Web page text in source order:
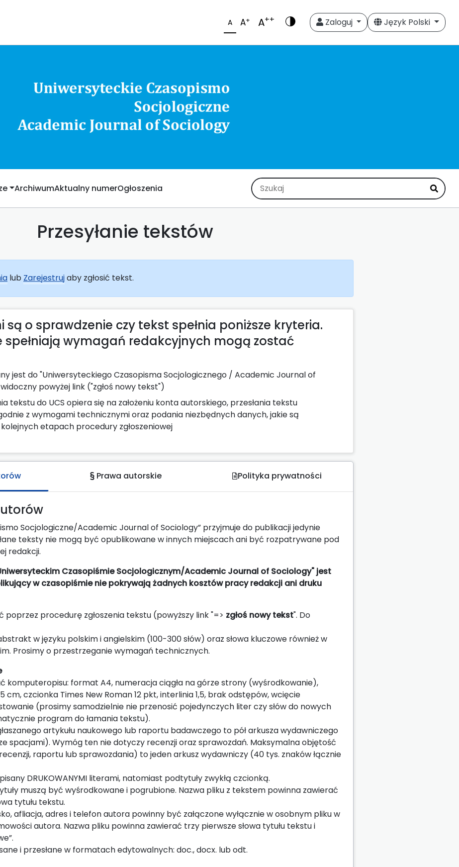
A A+ A++ Zaloguj Język Polski
ArchiwumAktualny numerOgłoszenia
Przesyłanie tekstów
lub Zarejestrujaby zgłosić tekst.
są o sprawdzenie czy tekst spełnia poniższe kryteria.
spełniają wymagań redakcyjnych mogą zostać
jest do "Uniwersyteckiego Czasopisma Socjologicznego / Academic Journal of
powyżej link ("zgłoś nowy tekst")
tekstu do UCS opiera się na założeniu konta autorskiego, przesłania tekstu
z wymogami technicznymi oraz podania niezbędnych danych, jakie są
etapach procedury zgłoszeniowej
Prawa autorskie Polityka prywatności
Socjologiczne/Academic Journal of Sociology” przyjmuje do publikacji jedynie
teksty nie mogą być opublikowane w innych miejscach ani być rozpatrywane pod
redakcji.
Czasopiśmie Socjologicznym/Academic Journal of Sociology" jest
w czasopiśmie nie pokrywają żadnych kosztów pracy redakcji ani druku
poprzez procedurę zgłoszenia tekstu (powyższy link "=> zgłoś nowy tekst". Do
w języku polskim i angielskim (100-300 słów) oraz słowa kluczowe również w
Prosimy o przestrzeganie wymagań technicznych.
komputeropisu: format A4, numeracja ciągła na górze strony (wyśrodkowanie),
cm, czcionka Times New Roman 12 pkt, interlinia 1,5, brak odstępów, wcięcie
(prosimy samodzielnie nie przenosić pojedynczych liter czy słów do nowych
program do łamania tekstu).
artykułu naukowego lub raportu badawczego to pół arkusza wydawniczego
spacjami). Wymóg ten nie dotyczy recenzji oraz sprawozdań. Maksymalna objętość
raportu lub sprawozdania) to jeden arkusz wydawniczy (40 tys. znaków łącznie
DRUKOWANYMI literami, natomiast podtytuły zwykłą czcionką.
muszą być wyśrodkowane i pogrubione. Nazwa pliku z tekstem powinna zawierać
tytułu tekstu.
afliacja, adres i telefon autora powinny być załączone wyłącznie w osobnym pliku w
autora. Nazwa pliku powinna zawierać trzy pierwsze słowa tytułu tekstu i
i przesłane w formatach edytowalnych: doc., docx. lub odt.